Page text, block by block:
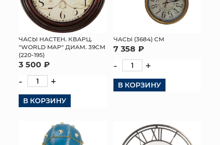
ЧАСЫ НАСТЕН. КВАРЦ.
"WORLD MAP" ДИАМ. 39СМ
(220-195)
3 500 ₽
- +
В КОРЗИНУ
ЧАСЫ (3684) СМ
7 358 ₽
- +
В КОРЗИНУ